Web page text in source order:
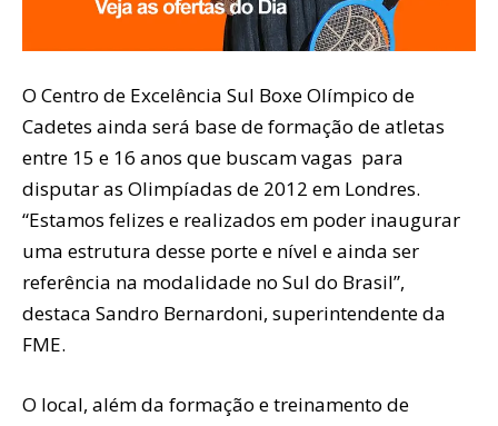
O Centro de Excelência Sul Boxe Olímpico de
Cadetes ainda será base de formação de atletas
entre 15 e 16 anos que buscam vagas para
disputar as Olimpíadas de 2012 em Londres.
“Estamos felizes e realizados em poder inaugurar
uma estrutura desse porte e nível e ainda ser
referência na modalidade no Sul do Brasil”,
destaca Sandro Bernardoni, superintendente da
FME.
O local, além da formação e treinamento de